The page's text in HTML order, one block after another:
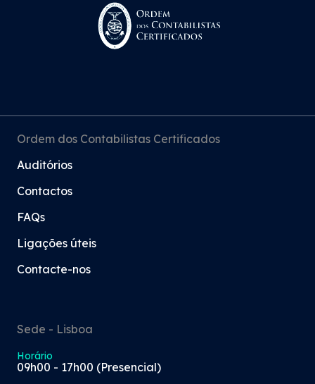
Ordem dos Contabilistas Certificados
Auditórios
Contactos
FAQs
Ligações úteis
Contacte-nos
Sede - Lisboa
Horário
09h00 - 17h00 (Presencial)